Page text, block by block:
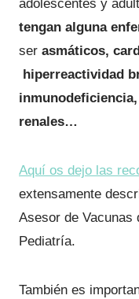
adolescentes y
tengan alguna
ser asmáticos,
hiperreactividad
renales…
Aquí os dejo las
extensamente
Asesor de Vacunas
Pediatría.
También es